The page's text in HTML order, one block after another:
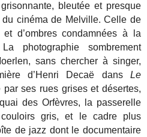
bleutée et presque
du cinéma de Melville. Celle de
d’ombres condamnées à la
photographie sombrement
sans chercher à singer,
d’Henri Decaë dans Le
ses rues grises et désertes,
des Orfèvres, la passerelle
gris, et le cadre plus
de jazz dont le documentaire